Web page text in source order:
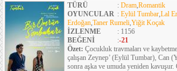
TÜRÜ
: Dram,Romantik
OYUNCULAR : Eylül Tumbar,Lal
Erdoğan,Taner Rumeli,Yiğit Koçak
İZLENME
: 1156
BEĞENİ
:-21
Özet: Çocukluk travmaları ve
çalışan Zeynep’ (Eylül Tumbar), Can
sonra aşka ve umuda yeniden kavuşur.